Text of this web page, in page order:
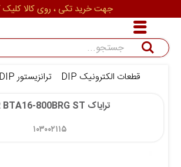
قطعات الکترونیک DIP ترانزیستور TRANSISTOR DIP
ترایاک TR BTA16-800BRG ST
۱۰۳۰۰۲۱۱۵
جهت خرید تکی ، روی کالا کلیک